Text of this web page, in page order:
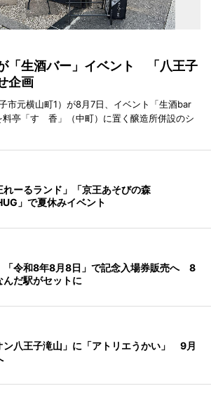
「生酒バー」イベント 「八王子
企画
市元横山町1）が8月7日、イベント「生酒bar
亭「すゞ香」（中町）に置く醸造所併設のシ
れーるランド」「京王あそびの森
」で夏休みイベント
「令和8年8月8日」で記念入場券販売へ 8
んだ駅がセットに
ン八王子滝山」に「アトリエうかい」 9月